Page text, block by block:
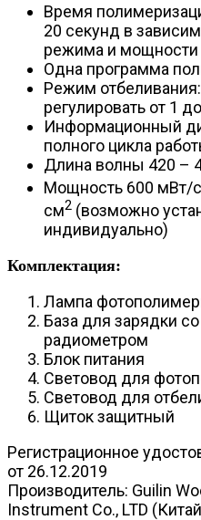
Время
20 секунд в
режима и мощности
Одна программа
Режим
регулировать от 1
Информационный
полного цикла
Длина волны 420 –
Мощность 600 мВт/
см2 (возможно
индивидуально)
Комплектация:
Лампа
База для зарядки
радиометром
Блок питания
Световод для
Световод для
Щиток защитный
Регистрационное
от 26.12.2019
Производитель: Guilin
Instrument Co., LTD